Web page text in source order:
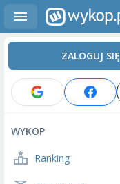
ZALOGUJ SIĘ
WYKOP
Ranking